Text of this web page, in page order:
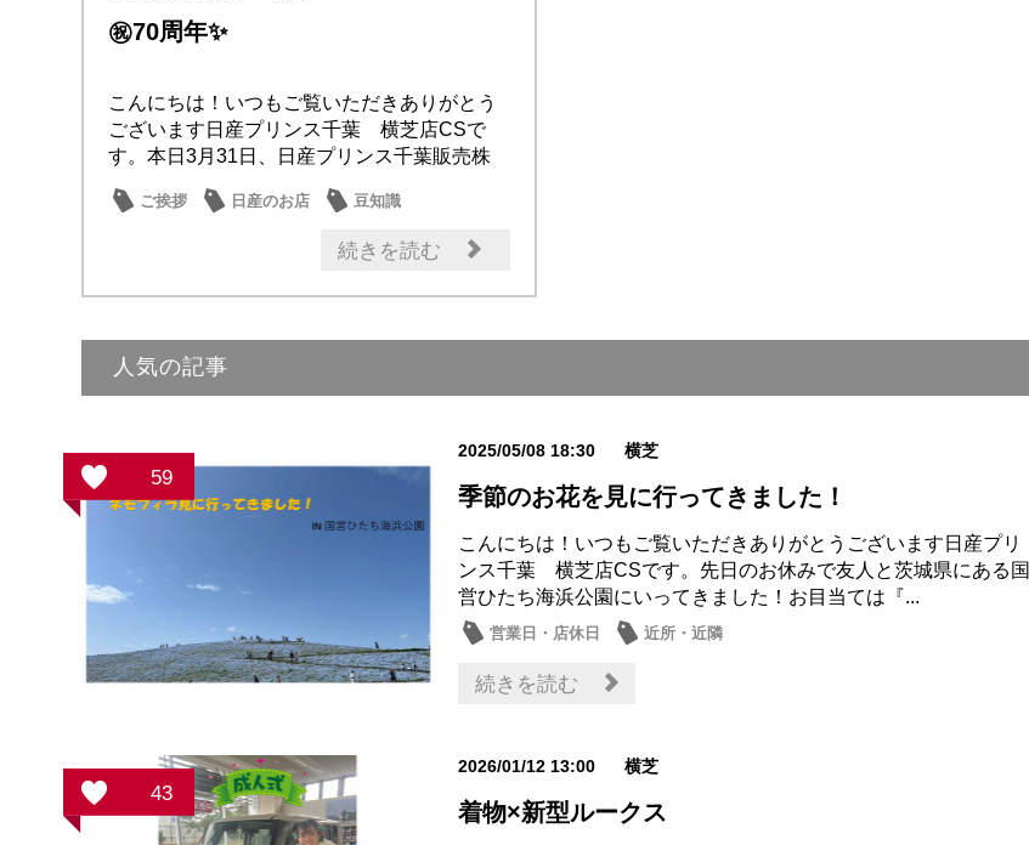
㊗70周年✨
こんにちは！いつもご覧いただきありがとう
ございます日産プリンス千葉 横芝店CSで
す。本日3月31日、日産プリンス千葉販売株
ご挨拶 日産のお店 豆知識
続きを読む
人気の記事
59
2025/05/08 18:30 横芝
季節のお花を見に行ってきました！
こんにちは！いつもご覧いただきありがとうございます日産プリ
ンス千葉 横芝店CSです。先日のお休みで友人と茨城県にある国
営ひたち海浜公園にいってきました！お目当ては『...
営業日・店休日 近所・近隣
続きを読む
43
2026/01/12 13:00 横芝
着物×新型ルークス